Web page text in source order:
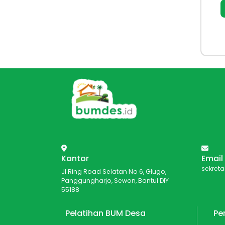
Kantor
Jl Ring Road Selatan No 6, Glugo,
Panggungharjo, Sewon, Bantul DIY
55188
Email
Pelatihan BUM Desa